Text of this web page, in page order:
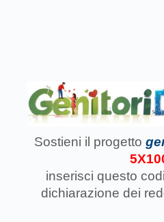
Sostieni il progetto
inserisci questo
dichiarazione dei